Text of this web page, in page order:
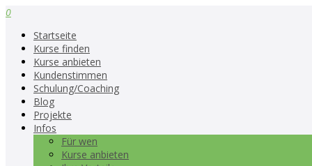
0
Startseite
Kurse finden
Kurse anbieten
Kundenstimmen
Schulung/Coaching
Blog
Projekte
Infos
Für wen
Kurse anbieten